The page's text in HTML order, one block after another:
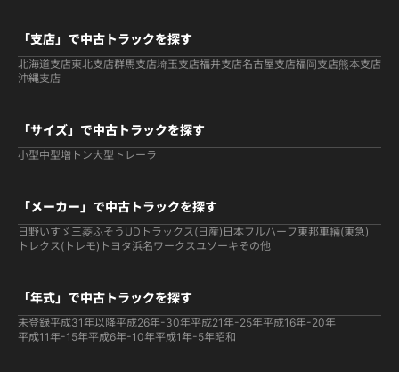
「支店」で中古トラックを探す
北海道支店東北支店群馬支店埼玉支店福井支店名古屋支店福岡支店熊本支店
沖縄支店
「サイズ」で中古トラックを探す
小型中型増トン大型 トレーラ
「メーカー」で中古トラックを探す
日野いすゞ 三菱ふそう UDトラックス(日産) 日本フルハーフ 東邦車輛(東急)
トレクス(トレモ) トヨタ浜名ワークス ユソーキその他
「年式」で中古トラックを探す
未登録平成31年以降平成26年-30年平成21年-25年平成16年-20年
平成11年-15年平成6年-10年平成1年-5年昭和